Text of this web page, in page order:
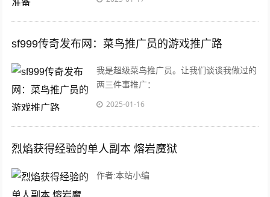
sf999传奇发布网：菜鸟推广员的游戏推广路
我是超级菜鸟推广员。让我们谈谈我做过的
两三件事推广：
2025-01-16
烈焰获得经验的单人副本 熔岩魔狱
作者:本站小编